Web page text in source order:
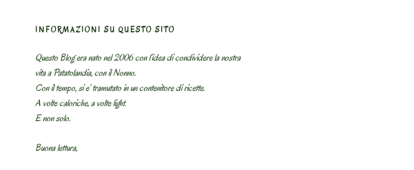
INFORMAZIONI SU QUESTO SITO
Questo Blog era nato nel 2006 con l’idea di condividere la nostra
vita a Patatolandia, con il Nonno.
Con il tempo, si e’ tramutato in un contenitore di ricette.
A volte caloriche, a volte light.
E non solo.
Buona lettura,